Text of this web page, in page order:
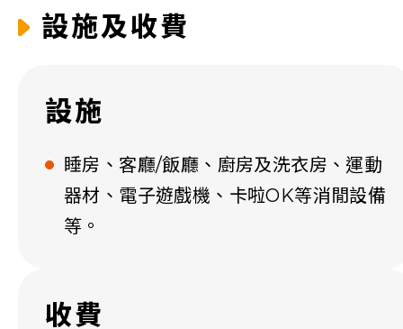
設施及收費
設施
睡房、客廳/飯廳、廚房及洗衣房、運動
器材、電子遊戲機、卡啦OK等消閒設備
等。
收費